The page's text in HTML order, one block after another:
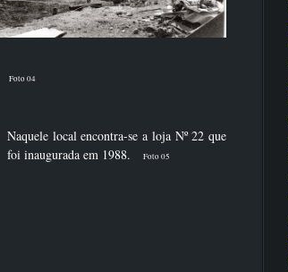
Foto 04
Naquele local encontra-se a loja Nº 22 que
foi inaugurada em 1988.
Foto 05